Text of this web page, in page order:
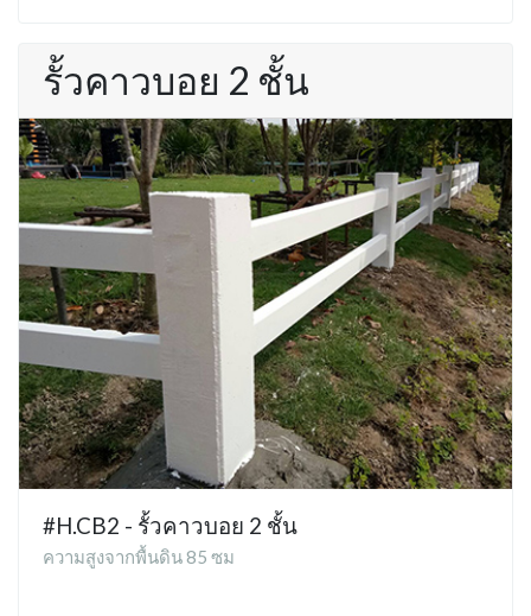
รั้วคาวบอย 2 ชั้น
#H.CB2 - รั้วคาวบอย 2 ชั้น
ความสูงจากพื้นดิน 85 ซม